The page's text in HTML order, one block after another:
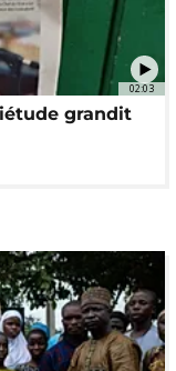
02:03
grandit